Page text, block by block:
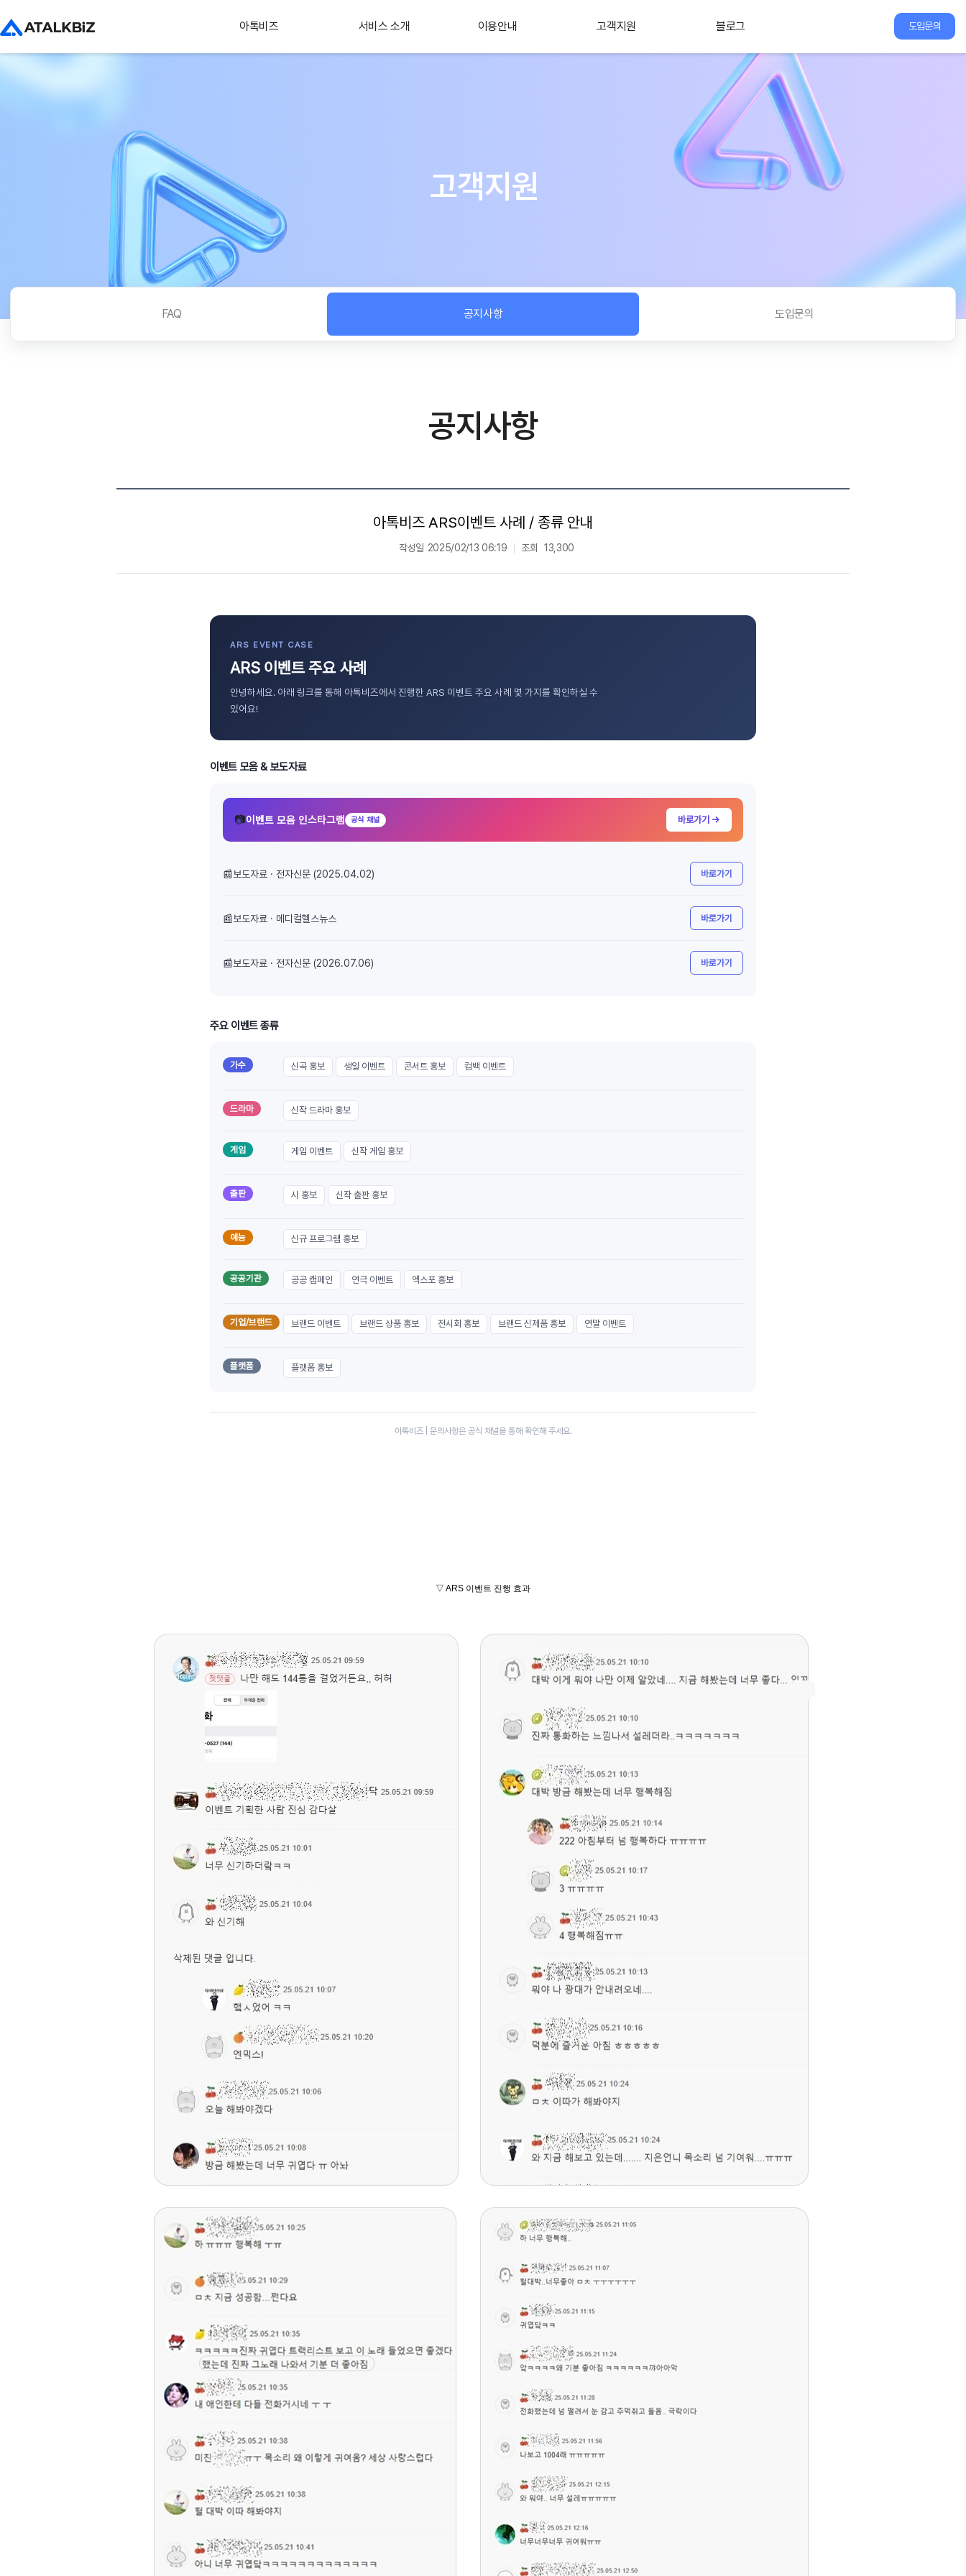
아톡비즈 서비스 소개 이용안내 고객지원 블로그 도입문의
고객지원
FAQ 공지사항 도입문의
공지사항
아톡비즈 ARS이벤트 사례 / 종류 안내
작성일 2025/02/13 06:19 조회 13,300
ARS EVENT CASE
ARS 이벤트 주요 사례
안녕하세요. 아래 링크를 통해 아톡비즈에서 진행한 ARS 이벤트 주요 사례 몇 가지를 확인하실 수
있어요!
이벤트 모음 & 보도자료
📷이벤트 모음 인스타그램 공식 채널 바로가기 →
📰보도자료 · 전자신문 (2025.04.02) 바로가기
📰보도자료 · 메디컬헬스뉴스 바로가기
📰보도자료 · 전자신문 (2026.07.06) 바로가기
주요 이벤트 종류
가수 신곡 홍보 생일 이벤트 콘서트 홍보 컴백 이벤트
드라마 신작 드라마 홍보
게임 게임 이벤트 신작 게임 홍보
출판 시 홍보 신작 출판 홍보
예능 신규 프로그램 홍보
공공기관 공공 캠페인 연극 이벤트 엑스포 홍보
기업/브랜드 브랜드 이벤트 브랜드 상품 홍보 전시회 홍보 브랜드 신제품 홍보 연말 이벤트
플랫폼 플랫폼 홍보
아톡비즈 | 문의사항은 공식 채널을 통해 확인해 주세요.
▽ ARS 이벤트 진행 효과